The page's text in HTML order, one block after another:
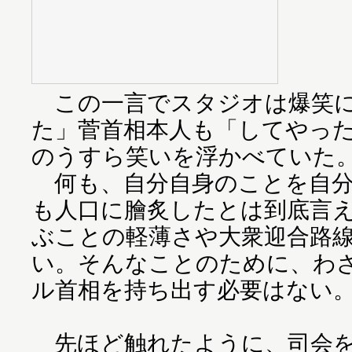
この一言でスタジオは爆笑
た」菅首相本人も「してやっ
のうすら笑いを浮かべていた
何も、自分自身のことを自
も人口に膾炙したとは到底言
ぶことの軽薄さや大衆迎合路
い。そんなことのために、わ
ル首相を持ち出す必要はない
先ほど触れたように、司会